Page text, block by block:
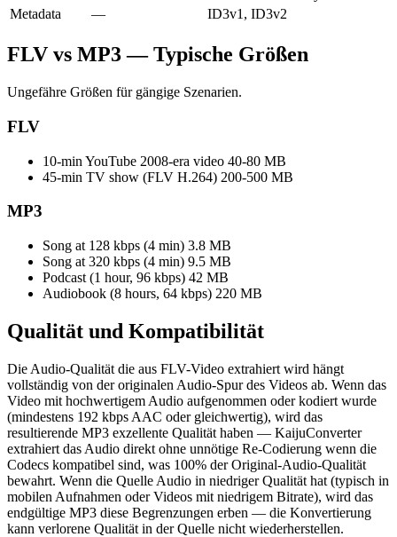
Metadata
— ID3v1, ID3v2
FLV vs MP3 — Typische Größen
Ungefähre Größen für gängige Szenarien.
FLV
10-min YouTube 2008-era video 40-80 MB
45-min TV show (FLV H.264) 200-500 MB
MP3
Song at 128 kbps (4 min) 3.8 MB
Song at 320 kbps (4 min) 9.5 MB
Podcast (1 hour, 96 kbps) 42 MB
Audiobook (8 hours, 64 kbps) 220 MB
Qualität und Kompatibilität
Die Audio-Qualität die aus FLV-Video extrahiert wird hängt
vollständig von der originalen Audio-Spur des Videos ab. Wenn das
Video mit hochwertigem Audio aufgenommen oder kodiert wurde
(mindestens 192 kbps AAC oder gleichwertig), wird das
resultierende MP3 exzellente Qualität haben — KaijuConverter
extrahiert das Audio direkt ohne unnötige Re-Codierung wenn die
Codecs kompatibel sind, was 100% der Original-Audio-Qualität
bewahrt. Wenn die Quelle Audio in niedriger Qualität hat (typisch in
mobilen Aufnahmen oder Videos mit niedrigem Bitrate), wird das
endgültige MP3 diese Begrenzungen erben — die Konvertierung
kann verlorene Qualität in der Quelle nicht wiederherstellen.